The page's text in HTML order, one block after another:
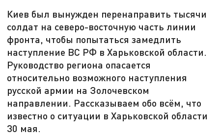
Киев был вынужден перенаправить тысячи
солдат на северо-восточную часть линии
фронта, чтобы попытаться замедлить
наступление ВС РФ в Харьковской области.
Руководство региона опасается
относительно возможного наступления
русской армии на Золочевском
направлении. Рассказываем обо всём, что
известно о ситуации в Харьковской области
30 мая.